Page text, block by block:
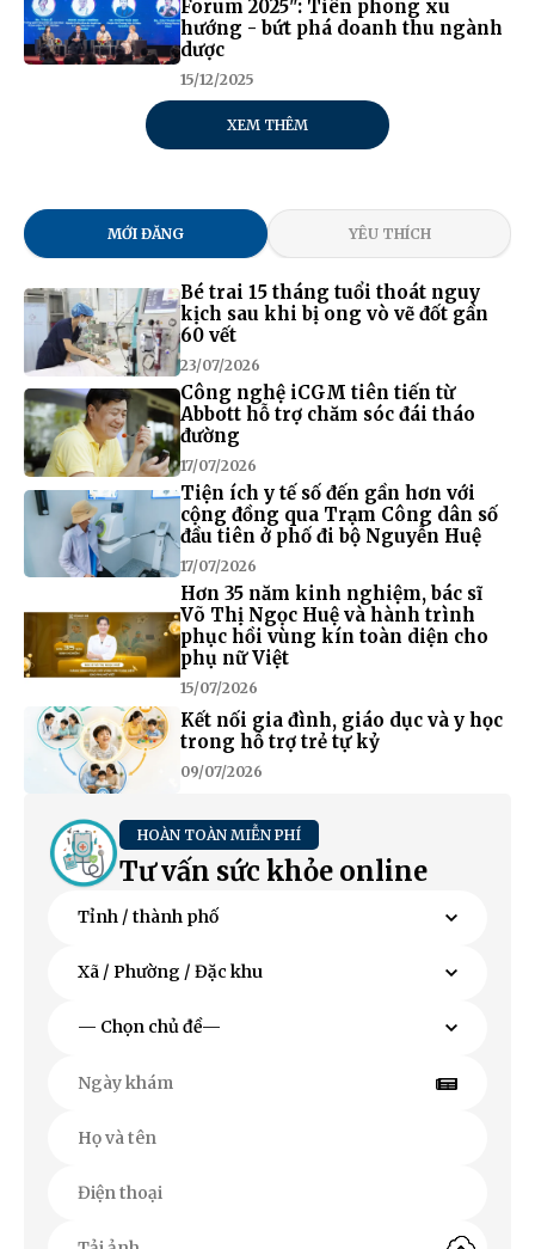
Forum 2025": Tiên phong xu
hướng - bứt phá doanh thu ngành
dược
15/12/2025
XEM THÊM
MỚI ĐĂNG YÊU THÍCH
Bé trai 15 tháng tuổi thoát nguy
kịch sau khi bị ong vò vẽ đốt gần
60 vết
23/07/2026
Công nghệ iCGM tiên tiến từ
Abbott hỗ trợ chăm sóc đái tháo
đường
17/07/2026
Tiện ích y tế số đến gần hơn với
cộng đồng qua Trạm Công dân số
đầu tiên ở phố đi bộ Nguyễn Huệ
17/07/2026
Hơn 35 năm kinh nghiệm, bác sĩ
Võ Thị Ngọc Huệ và hành trình
phục hồi vùng kín toàn diện cho
phụ nữ Việt
15/07/2026
Kết nối gia đình, giáo dục và y học
trong hỗ trợ trẻ tự kỷ
09/07/2026
HOÀN TOÀN MIỄN PHÍ
Tư vấn sức khỏe online